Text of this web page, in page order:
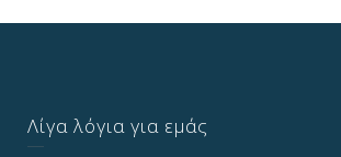
Λίγα λόγια για εμάς